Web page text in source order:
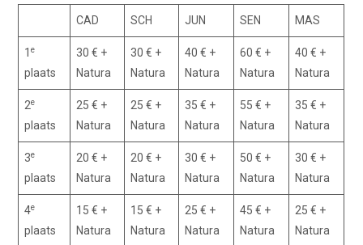
CAD SCH JUN SEN MAS
1e
plaats
30 € +
Natura
30 € +
Natura
40 € +
Natura
60 € +
Natura
40 € +
Natura
2e
plaats
25 € +
Natura
25 € +
Natura
35 € +
Natura
55 € +
Natura
35 € +
Natura
3e
plaats
20 € +
Natura
20 € +
Natura
30 € +
Natura
50 € +
Natura
30 € +
Natura
4e
plaats
15 € +
Natura
15 € +
Natura
25 € +
Natura
45 € +
Natura
25 € +
Natura